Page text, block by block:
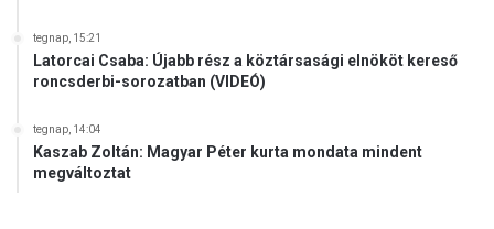
tegnap, 15:21
Latorcai Csaba: Újabb rész a köztársasági elnököt kereső
roncsderbi-sorozatban (VIDEÓ)
tegnap, 14:04
Kaszab Zoltán: Magyar Péter kurta mondata mindent
megváltoztat